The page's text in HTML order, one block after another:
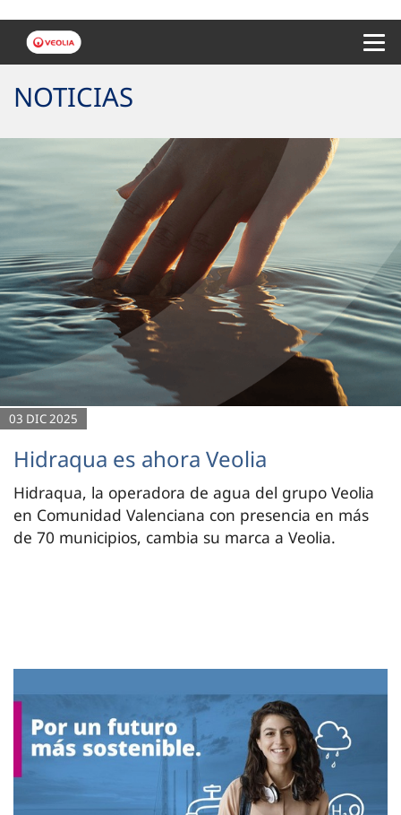
NOTICIAS
03 DIC 2025
Hidraqua es ahora Veolia
Hidraqua, la operadora de agua del grupo Veolia
en Comunidad Valenciana con presencia en más
de 70 municipios, cambia su marca a Veolia.